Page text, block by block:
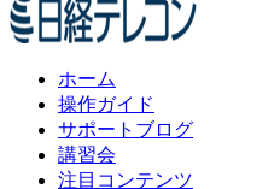
ホーム
操作ガイド
サポートブログ
講習会
注目コンテンツ